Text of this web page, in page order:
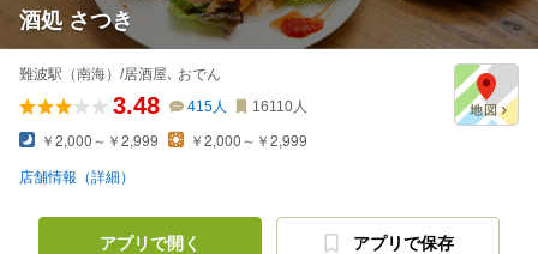
酒処 さつき
難波駅（南海）/居酒屋､ おでん
3.48 415人 16110人
￥2,000～￥2,999 ￥2,000～￥2,999
店舗情報（詳細）
アプリで開く アプリで保存